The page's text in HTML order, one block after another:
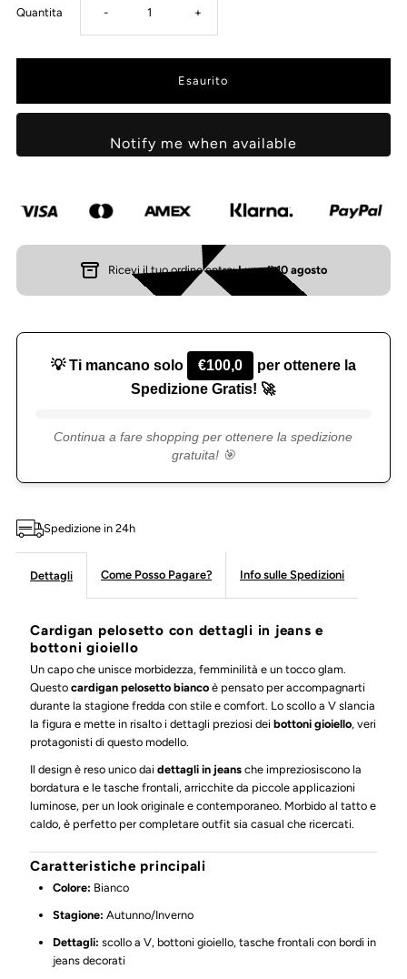
Quantita Diminuisci
per
- Aumenta
per
+
Notify me when available
Ricevi il tuo ordine entro:Lunedì 10 agosto
💡 Ti mancano solo €100,0
per ottenere la
Spedizione Gratis! 🚀
Continua a fare shopping per ottenere la spedizione
gratuita! 🎯
Spedizione in 24h
Dettagli Come Posso Pagare? Info sulle Spedizioni
Cardigan pelosetto con dettagli in jeans e
bottoni gioiello
Un capo che unisce morbidezza, femminilità e un tocco glam.
Questocardigan pelosetto bianco è pensato per accompagnarti
durante la stagione fredda con stile e comfort. Lo scollo a V slancia
la figura e mette in risalto i dettagli preziosi deibottoni gioiello, veri
protagonisti di questo modello.
Il design è reso unico daidettagli in jeans che impreziosiscono la
bordatura e le tasche frontali, arricchite da piccole applicazioni
luminose, per un look originale e contemporaneo. Morbido al tatto e
caldo, è perfetto per completare outfit sia casual che ricercati.
Caratteristiche principali
Colore: Bianco
Stagione: Autunno/Inverno
Dettagli: scollo a V, bottoni gioiello, tasche frontali con bordi in
jeans decorati